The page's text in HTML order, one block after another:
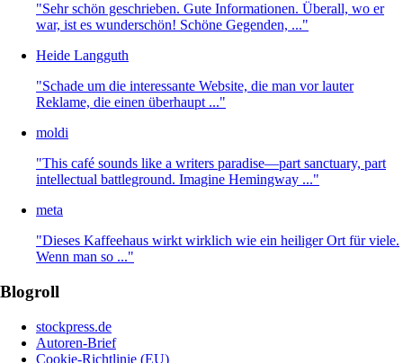
"Sehr schön geschrieben. Gute Informationen. Überall, wo er
war, ist es wunderschön! Schöne Gegenden, ..."
Heide Langguth
"Schade um die interessante Website, die man vor lauter
Reklame, die einen überhaupt ..."
moldi
"This café sounds like a writers paradise—part sanctuary, part
intellectual battleground. Imagine Hemingway ..."
meta
"Dieses Kaffeehaus wirkt wirklich wie ein heiliger Ort für viele.
Wenn man so ..."
Blogroll
stockpress.de
Autoren-Brief
Cookie-Richtlinie (EU)